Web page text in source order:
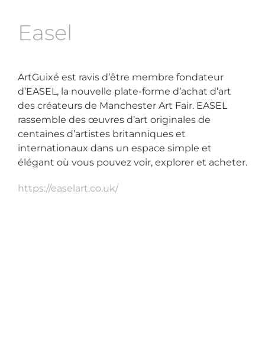
Easel
ArtGuixé est ravis d’être membre fondateur
d’EASEL, la nouvelle plate-forme d’achat d’art
des créateurs de Manchester Art Fair. EASEL
rassemble des œuvres d’art originales de
centaines d’artistes britanniques et
internationaux dans un espace simple et
élégant où vous pouvez voir, explorer et acheter.
https://easelart.co.uk/